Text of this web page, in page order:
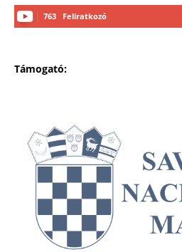
763 Feliratkozó
Támogató: